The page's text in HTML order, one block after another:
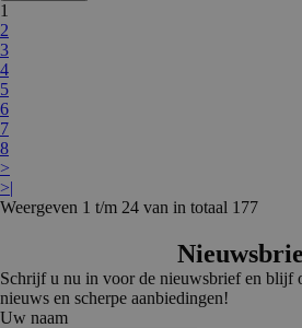
1
2
3
4
5
6
7
8
>
>|
Weergeven 1 t/m 24 van in totaal 177
Schrijf u nu in voor de nieuwsbrief en blijf
nieuws en scherpe aanbiedingen!
Uw naam